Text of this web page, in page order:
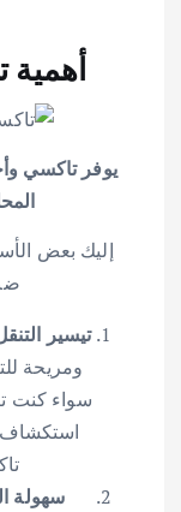
أهمية
يوفر تاكسي
إليك بعض
تيسير
ومريحة
سواء كنت
استكشاف
سهولة